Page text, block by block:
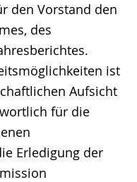
den Vorstand den
des
ist
Aufsicht
für die
Erledigung der